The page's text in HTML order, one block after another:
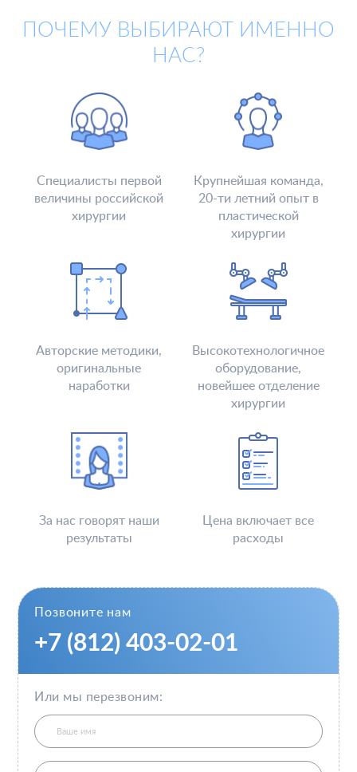
Новости и СМИ Cтатьи и публикации
Программа лояльности и подарочные сертификаты
Медицинский туризм Юр. информация
ПОЧЕМУ ВЫБИРАЮТ ИМЕННО
НАС?
Специалисты первой
величины российской
хирургии
Крупнейшая команда,
20-ти летний опыт в
пластической
хирургии
Авторские методики,
оригинальные
наработки
Высокотехнологичное
оборудование,
новейшее отделение
хирургии
За нас говорят наши
результаты
Цена включает все
расходы
Позвоните нам
+7 (812) 403-02-01
Или мы перезвоним: